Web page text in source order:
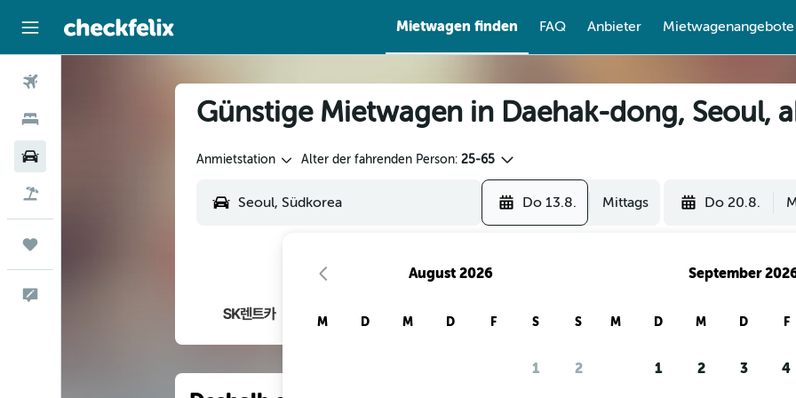
Mietwagen finden FAQ Anbieter Mietwagenangebote
Günstige Mietwagen in Daehak-dong, Seoul,
Anmietstation Alter der fahrenden Person: 25-65
Do 13.8. Mittags Do 20.8.
August 2026
M D M D F S S
1 2
September
M D M D F
1 2 3 4